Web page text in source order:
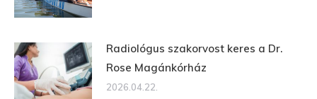
Radiológus szakorvost keres a Dr.
Rose Magánkórház
2026.04.22.